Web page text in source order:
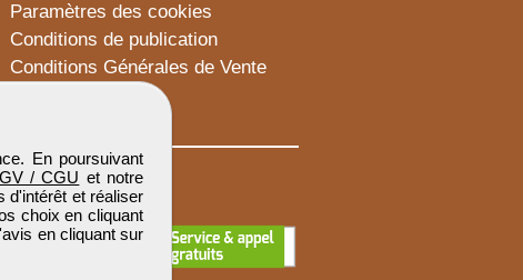
En poursuivant
/ CGU et notre
d'intérêt et réaliser
choix en cliquant
en cliquant sur
Paramètres des cookies
Conditions de publication
Conditions Générales de Vente